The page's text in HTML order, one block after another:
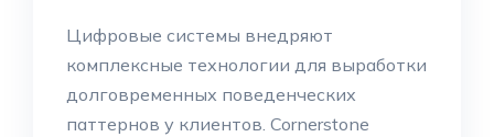
Цифровые системы внедряют
комплексные технологии для выработки
долговременных поведенческих
паттернов у клиентов. Cornerstone